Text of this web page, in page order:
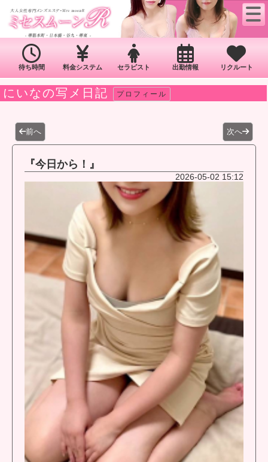
待ち時間 料金システム セラピスト 出勤情報 リクルート
にいなの写メ日記 プロフィール
前へ 次へ
『今日から！』
2026-05-02 15:12